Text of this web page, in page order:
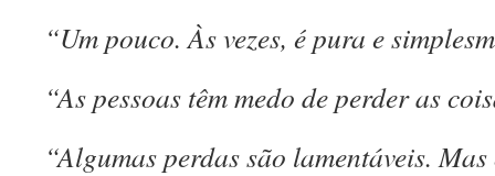
“Um pouco. Às vezes, é pura e
“As pessoas têm medo de perder as
“Algumas perdas são lamentáveis.